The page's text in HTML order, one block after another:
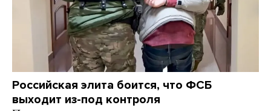
Российская элита боится, что ФСБ
выходит из-под контроля